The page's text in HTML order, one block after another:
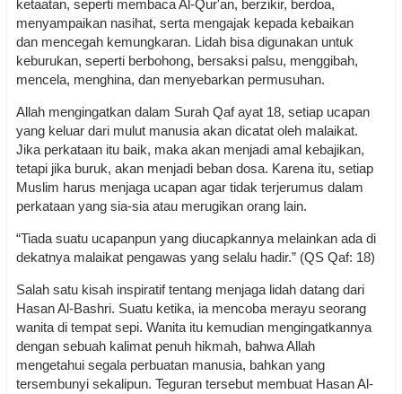
ketaatan, seperti membaca Al-Qur'an, berzikir, berdoa,
menyampaikan nasihat, serta mengajak kepada kebaikan
dan mencegah kemungkaran. Lidah bisa digunakan untuk
keburukan, seperti berbohong, bersaksi palsu, menggibah,
mencela, menghina, dan menyebarkan permusuhan.
Allah mengingatkan dalam Surah Qaf ayat 18, setiap ucapan
yang keluar dari mulut manusia akan dicatat oleh malaikat.
Jika perkataan itu baik, maka akan menjadi amal kebajikan,
tetapi jika buruk, akan menjadi beban dosa. Karena itu, setiap
Muslim harus menjaga ucapan agar tidak terjerumus dalam
perkataan yang sia-sia atau merugikan orang lain.
“Tiada suatu ucapanpun yang diucapkannya melainkan ada di
dekatnya malaikat pengawas yang selalu hadir.” (QS Qaf: 18)
Salah satu kisah inspiratif tentang menjaga lidah datang dari
Hasan Al-Bashri. Suatu ketika, ia mencoba merayu seorang
wanita di tempat sepi. Wanita itu kemudian mengingatkannya
dengan sebuah kalimat penuh hikmah, bahwa Allah
mengetahui segala perbuatan manusia, bahkan yang
tersembunyi sekalipun. Teguran tersebut membuat Hasan Al-